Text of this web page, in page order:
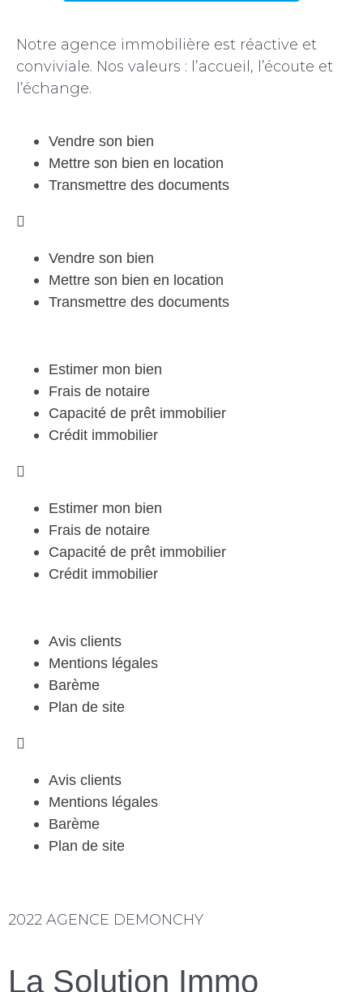
Notre agence immobilière est réactive et
conviviale. Nos valeurs : l’accueil, l’écoute et
l’échange.
Vendre son bien
Mettre son bien en location
Transmettre des documents
Vendre son bien
Mettre son bien en location
Transmettre des documents
Estimer mon bien
Frais de notaire
Capacité de prêt immobilier
Crédit immobilier
Estimer mon bien
Frais de notaire
Capacité de prêt immobilier
Crédit immobilier
Avis clients
Mentions légales
Barème
Plan de site
Avis clients
Mentions légales
Barème
Plan de site
2022 AGENCE DEMONCHY
La Solution Immo